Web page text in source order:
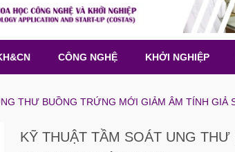
CÔNG NGHỆ KHỞI NGHIỆP
THƯ BUỒNG TRỨNG MỚI GIẢM ÂM TÍNH GIẢ
KỸ THUẬT TẦM SOÁT UNG